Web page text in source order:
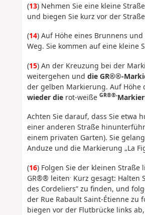
(13) Nehmen Sie eine kleine
und biegen Sie kurz vor der
(14) Auf Höhe eines Brunnens
Weg. Sie kommen auf eine kleine
(15) An der Kreuzung bei der
weitergehen und die GR®®-
der gelben Markierung. Auf Höhe
wieder dierot-weiße GR®®-
Achten Sie darauf, dass Sie etwa
einer anderen Straße
einem privaten Garten). Sie
Anduze und die Markierung „La
(16) Folgen Sie der kleinen Straße
GR®® leiten. Kurz gesagt: Halten
des Cordeliers” zu finden, und
der Rue Rabault Saint-Étienne zu
biegen vor der Flutbrücke links